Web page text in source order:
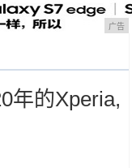
广告
年的Xperia,